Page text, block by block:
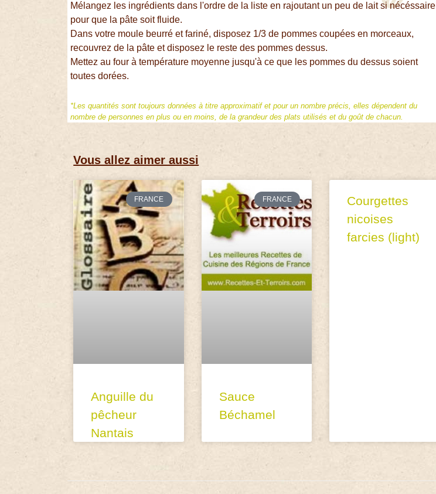
Mélangez les ingrédients dans l'ordre de la liste en rajoutant un peu de lait si nécéssaire
pour que la pâte soit fluide.
Dans votre moule beurré et fariné, disposez 1/3 de pommes coupées en morceaux,
recouvrez de la pâte et disposez le reste des pommes dessus.
Mettez au four à température moyenne jusqu'à ce que les pommes du dessus soient
toutes dorées.
*Les quantités sont toujours données à titre approximatif et pour un nombre précis, elles dépendent du
nombre de personnes en plus ou en moins, de la grandeur des plats utilisés et du goût de chacun.
Vous allez aimer aussi
FRANCE
Anguille du
pêcheur
Nantais
FRANCE
Sauce
Béchamel
Courgettes
nicoises
farcies (light)